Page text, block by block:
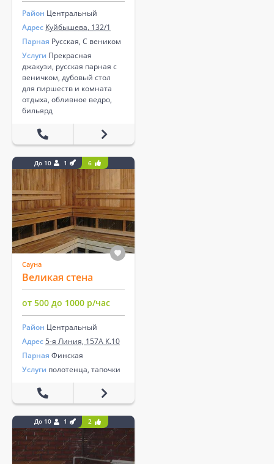
Район Центральный
Адрес Куйбышева, 132/1
Парная Русская, С веником
Услуги Прекрасная
джакузи, русская парная с
веничком, дубовый стол
для пиршеств и комната
отдыха, обливное ведро,
бильярд
До 10 1 6
Сауна
Великая стена
от 500 до 1000 р/час
Район Центральный
Адрес5-я Линия, 157А К.10
Парная Финская
Услуги полотенца, тапочки
До 10 1 2